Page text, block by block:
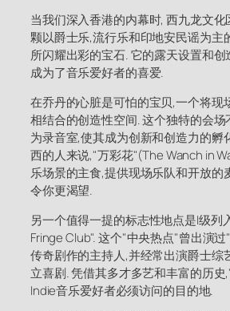
当我们深入香港的内幕时, 西九龙文
颗以爵士乐,流行乐和印地安民谣为主
所闪耀出彩的宝石. 它的露天设置和
成为了音乐爱好者的喜爱.
在乔丹的心脏是可怕的宝贝,一个将现
相结合的创造性空间. 这个独特的会
为录音室,使其成为创新和创造力的孵
西的人来说,"万彩花"(The Wanch in
乐场景的主食,提供现场乐队和开放的
令你更渴望.
另一个值得一提的标志性地点是I级列
Fringe Club". 这个"中央热点"曾出演
传奇剧作的主持人,并经常出演爵士综
立喜剧. 凭借其多才多艺和丰富的历史
Indie音乐爱好者必须访问的目的地.